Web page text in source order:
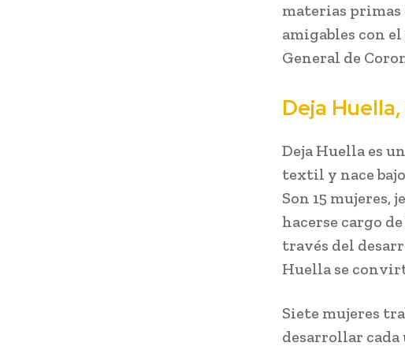
materias primas
amigables con
General de
Deja
Deja Huella es
textil y nace
Son 15 mujeres,
hacerse cargo
través del
Huella se
Siete mujeres
desarrollar cada